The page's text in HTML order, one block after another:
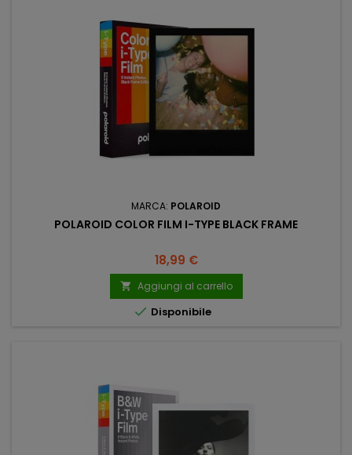
MARCA: POLAROID
POLAROID COLOR FILM I-TYPE BLACK FRAME
Prezzo
18,99 €
 Aggiungi al carrello
 Disponibile